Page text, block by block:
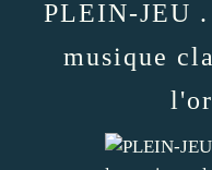
PLEIN-JEU
musique